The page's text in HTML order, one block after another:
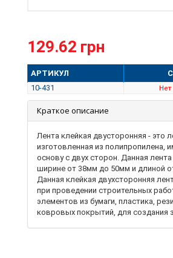
129.62 грн
АРТИКУЛ
10-431
Нет
Краткое описание
Лента клейкая двусторонняя - это
изготовленная из полипропилена,
основу с двух сторон. Данная
ширине от 38мм до 50мм и длиной
Данная клейкая двухсторонняя
при проведении строительных
элементов из бумаги, пластика,
ковровых покрытий, для создания